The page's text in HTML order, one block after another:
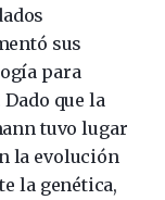
sus
para
que la
tuvo lugar
la evolución
la genética,